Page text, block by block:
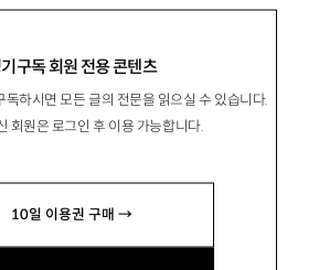
구독 회원 전용 콘텐츠
독하시면 모든 글의 전문을 읽으실 수 있습니다.
회원은 로그인 후 이용 가능합니다.
10일 이용권 구매 →